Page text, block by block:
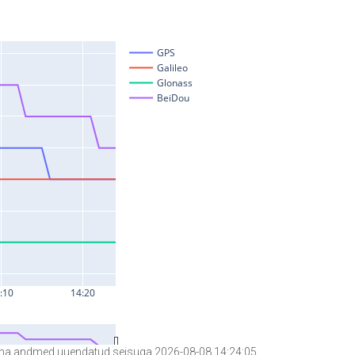
andmed uuendatud seisuga 2026-08-08 14:24:05